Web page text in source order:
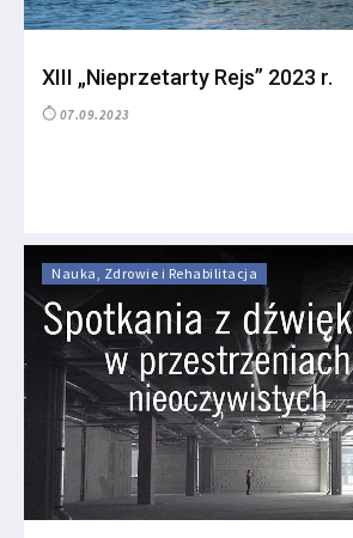
XIII „Nieprzetarty Rejs” 2023 r.
07.09.2023
Nauka, Zdrowie i Rehabilitacja